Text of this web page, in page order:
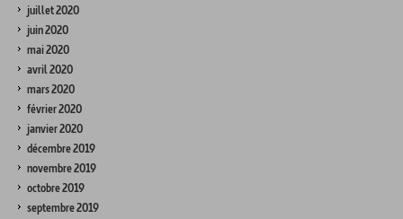
juillet 2020
juin 2020
mai 2020
avril 2020
mars 2020
février 2020
janvier 2020
décembre 2019
novembre 2019
octobre 2019
septembre 2019